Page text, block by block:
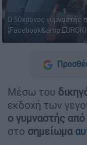
Ο 50χρονος γυμναστής
Μέσω του
εκδοχή των
ο γυμναστής
στο σημείωμα